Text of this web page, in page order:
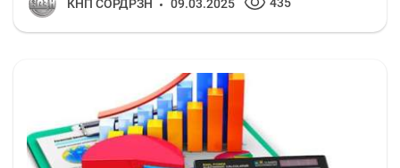
КНП СОРДРЗН 09.03.2025